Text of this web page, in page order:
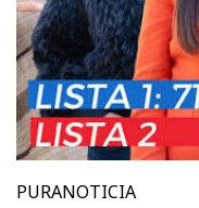
PURANOTICIA